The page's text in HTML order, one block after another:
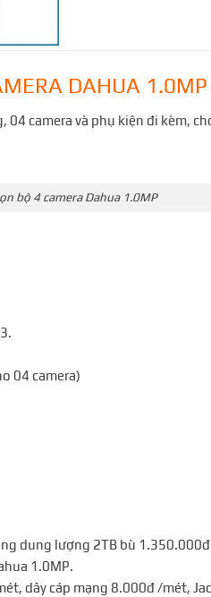
DAHUA
camera và phụ kiện đi kèm,
bộ 4 camera Dahua 1.0MP
04 camera)
dung lượng 2TB bù
1.0MP.
dây cáp mạng 8.000đ /mét,